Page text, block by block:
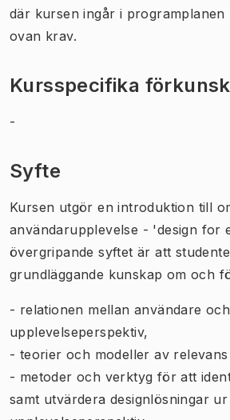
där kursen ingår i programplanen
ovan krav.
Kursspecifika
-
Syfte
Kursen utgör en introduktion till
användarupplevelse - 'design for
övergripande syftet är att
grundläggande kunskap om och
- relationen mellan användare
upplevelseperspektiv,
- teorier och modeller av
- metoder och verktyg för att
samt utvärdera designlösningar